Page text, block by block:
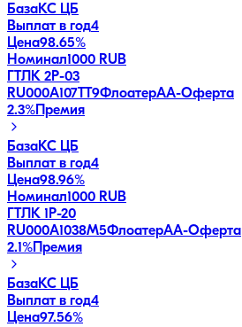
БазаКС ЦБ
Выплат в год4
Цена98.65%
Номинал1000 RUB
ГТЛК 2P-03
RU000A107TT9ФлоатерAA-Оферта
2.3%Премия
БазаКС ЦБ
Выплат в год4
Цена98.96%
Номинал1000 RUB
ГТЛК 1P-20
RU000A1038M5ФлоатерAA-Оферта
2.1%Премия
БазаКС ЦБ
Выплат в год4
Цена97.56%